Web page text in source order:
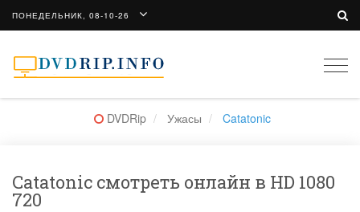
ПОНЕДЕЛЬНИК, 08-10-26
DVDRip Ужасы Catatonic
Catatonic смотреть онлайн в HD 1080
720